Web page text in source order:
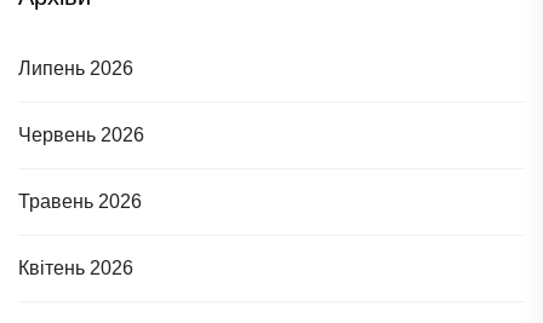
Липень 2026
Червень 2026
Травень 2026
Квітень 2026